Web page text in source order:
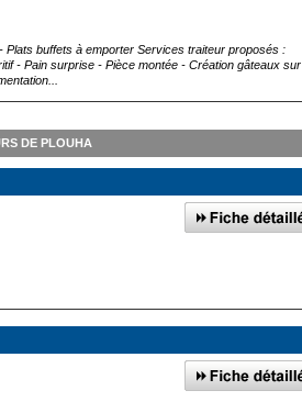
buffets à emporter Services traiteur proposés :
- Pain surprise - Pièce montée - Création gâteaux sur
DE PLOUHA